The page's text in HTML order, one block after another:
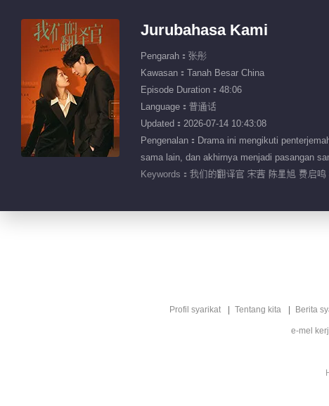
Jurubahasa Kami
Pengarah：张彤
Kawasan：Tanah Besar China
Episode Duration：48:06
Language：普通话
Updated：2026-07-14 10:43:08
Pengenalan：Drama ini mengikuti
sama lain, dan akhirnya menjadi pasangan
Keywords： 我们的翻译官 宋茜 陈星旭 费启鸣
Profil syarikat Tentang kita Berita
e-mel